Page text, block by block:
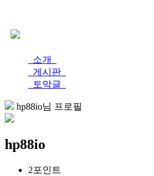
소개
게시판
토막글
hp88io님 프로필
hp88io
2포인트